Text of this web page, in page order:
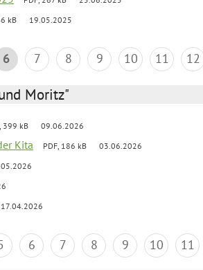
kB 19.05.2025
6 7 8 9 10 11 12
Moritz"
399 kB 09.06.2026
Kita PDF, 186 kB 03.06.2026
17.04.2026
6 7 8 9 10 11